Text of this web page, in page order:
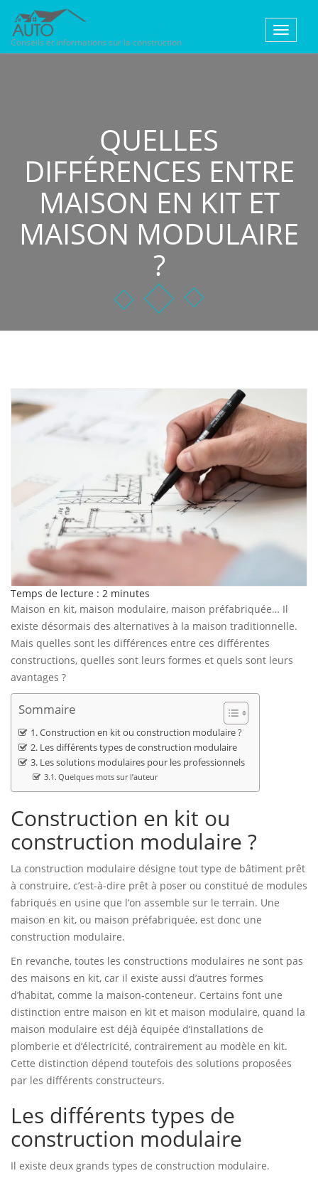
Conseils et informations sur la construction
Toggle
QUELLES
DIFFÉRENCES ENTRE
MAISON EN KIT ET
MAISON MODULAIRE
?
Temps de lecture : 2 minutes
Maison en kit, maison modulaire, maison préfabriquée… Il
existe désormais des alternatives à la maison traditionnelle.
Mais quelles sont les différences entre ces différentes
constructions, quelles sont leurs formes et quels sont leurs
avantages ?
Sommaire
Construction en kit ou construction modulaire ?
Les différents types de construction modulaire
Les solutions modulaires pour les professionnels
Quelques mots sur l’auteur
Construction en kit ou
construction modulaire ?
La construction modulaire désigne tout type de bâtiment prêt
à construire, c’est-à-dire prêt à poser ou constitué de modules
fabriqués en usine que l’on assemble sur le terrain. Une
maison en kit, ou maison préfabriquée, est donc une
construction modulaire.
En revanche, toutes les constructions modulaires ne sont pas
des maisons en kit, car il existe aussi d’autres formes
d’habitat, comme la maison-conteneur. Certains font une
distinction entre maison en kit et maison modulaire, quand la
maison modulaire est déjà équipée d’installations de
plomberie et d’électricité, contrairement au modèle en kit.
Cette distinction dépend toutefois des solutions proposées
par les différents constructeurs.
Les différents types de
construction modulaire
Il existe deux grands types de construction modulaire.